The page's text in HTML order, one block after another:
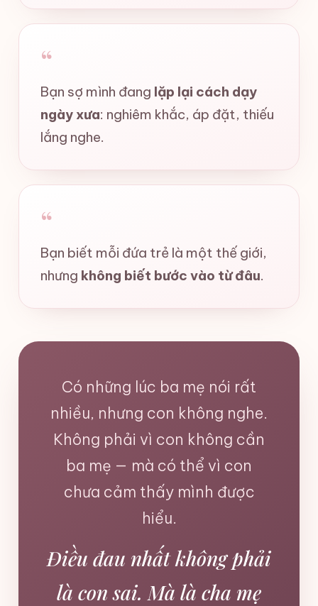
“
Bạn sợ mình đang lặp lại cách dạy
ngày xưa: nghiêm khắc, áp đặt, thiếu
lắng nghe.
“
Bạn biết mỗi đứa trẻ là một thế giới,
nhưng không biết bước vào từ đâu.
Có những lúc ba mẹ nói rất
nhiều, nhưng con không nghe.
Không phải vì con không cần
ba mẹ — mà có thể vì con
chưa cảm thấy mình được
hiểu.
Điều đau nhất không phải
là con sai. Mà là cha mẹ